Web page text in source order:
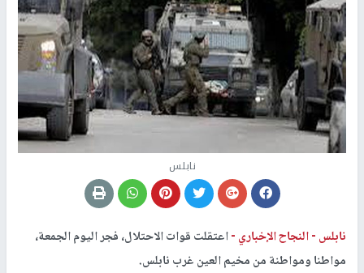
نابلس
نابلس -النجاح الإخباري -اعتقلت قوات الاحتلال، فجر اليوم الجمعة،
مواطنا ومواطنة من مخيم العين غرب نابلس.